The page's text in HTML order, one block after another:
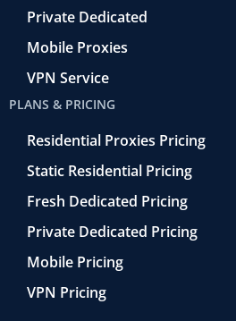
Private Dedicated
Mobile Proxies
VPN Service
PLANS & PRICING
Residential Proxies Pricing
Static Residential Pricing
Fresh Dedicated Pricing
Private Dedicated Pricing
Mobile Pricing
VPN Pricing